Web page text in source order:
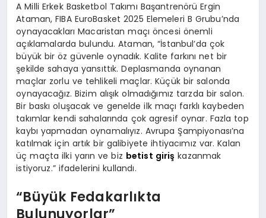
A Milli Erkek Basketbol Takımı Başantrenörü Ergin
Ataman, FIBA EuroBasket 2025 Elemeleri B Grubu’nda
oynayacakları Macaristan maçı öncesi önemli
açıklamalarda bulundu. Ataman, “İstanbul’da çok
büyük bir öz güvenle oynadık. Kalite farkını net bir
şekilde sahaya yansıttık. Deplasmanda oynanan
maçlar zorlu ve tehlikeli maçlar. Küçük bir salonda
oynayacağız. Bizim alışık olmadığımız tarzda bir salon.
Bir baskı oluşacak ve genelde ilk maçı farklı kaybeden
takımlar kendi sahalarında çok agresif oynar. Fazla top
kaybı yapmadan oynamalıyız. Avrupa Şampiyonası’na
katılmak için artık bir galibiyete ihtiyacımız var. Kalan
üç maçta ilki yarın ve biz betist giriş kazanmak
istiyoruz.” ifadelerini kullandı.
“Büyük Fedakarlıkta
Bulunuyorlar”